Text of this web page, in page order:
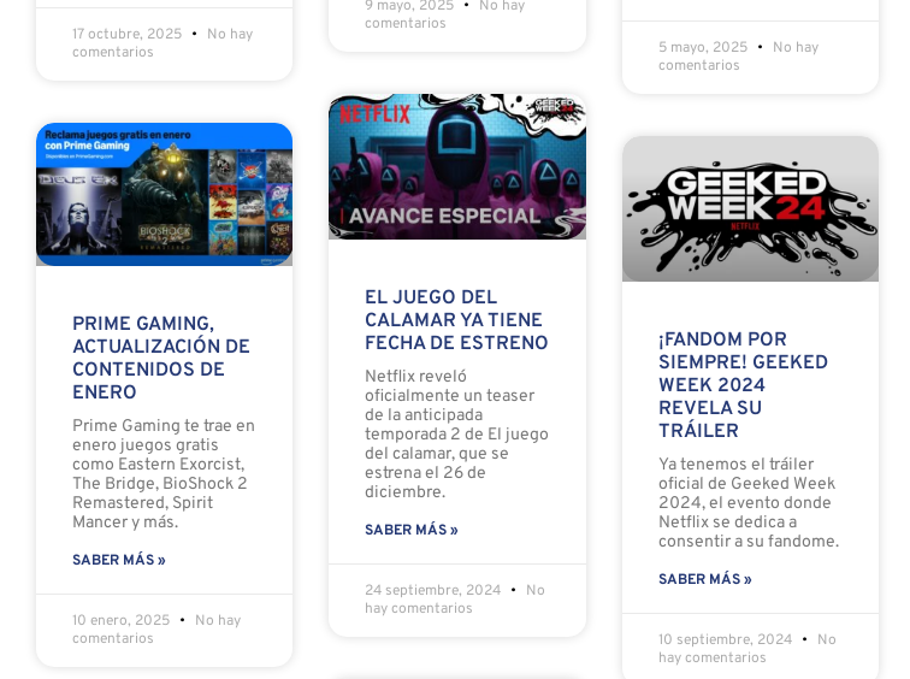
17 octubre, 2025
No hay
comentarios
9 mayo, 2025
No hay
comentarios
5 mayo, 2025
No hay
comentarios
PRIME GAMING,
ACTUALIZACIÓN DE
CONTENIDOS DE
ENERO
Prime Gaming te trae en
enero juegos gratis
como Eastern Exorcist,
The Bridge, BioShock 2
Remastered, Spirit
Mancer y más.
SABER MÁS »
10 enero, 2025
No hay
comentarios
EL JUEGO DEL
CALAMAR YA TIENE
FECHA DE ESTRENO
Netflix reveló
oficialmente un teaser
de la anticipada
temporada 2 de El juego
del calamar, que se
estrena el 26 de
diciembre.
SABER MÁS »
24 septiembre, 2024
No
hay comentarios
¡FANDOM POR
SIEMPRE! GEEKED
WEEK 2024
REVELA SU
TRÁILER
Ya tenemos el tráiler
oficial de Geeked Week
2024, el evento donde
Netflix se dedica a
consentir a su fandome.
SABER MÁS »
10 septiembre, 2024
No
hay comentarios